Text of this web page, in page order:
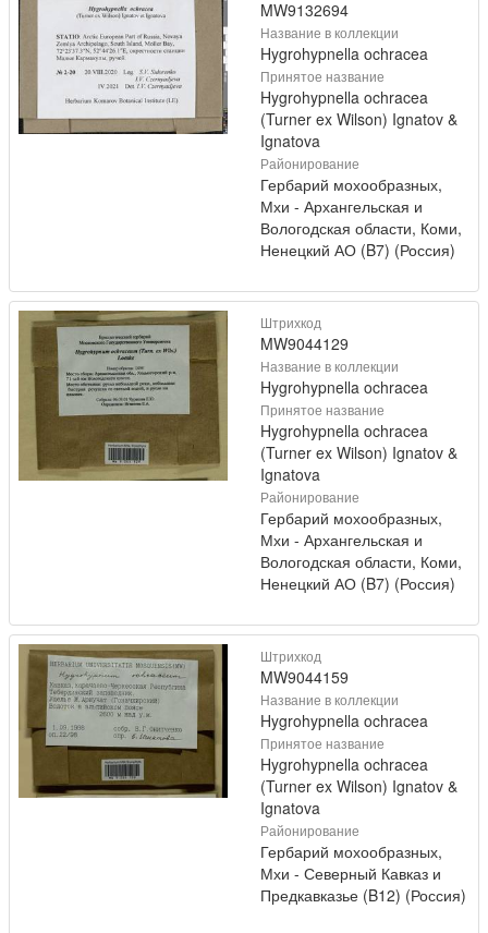
MW9132694
Название в коллекции
Hygrohypnella ochracea
Принятое название
Hygrohypnella ochracea
(Turner ex Wilson) Ignatov &
Ignatova
Районирование
Гербарий мохообразных,
Мхи - Архангельская и
Вологодская области, Коми,
Ненецкий АО (B7) (Россия)
Штрихкод
MW9044129
Название в коллекции
Hygrohypnella ochracea
Принятое название
Hygrohypnella ochracea
(Turner ex Wilson) Ignatov &
Ignatova
Районирование
Гербарий мохообразных,
Мхи - Архангельская и
Вологодская области, Коми,
Ненецкий АО (B7) (Россия)
Штрихкод
MW9044159
Название в коллекции
Hygrohypnella ochracea
Принятое название
Hygrohypnella ochracea
(Turner ex Wilson) Ignatov &
Ignatova
Районирование
Гербарий мохообразных,
Мхи - Северный Кавказ и
Предкавказье (B12) (Россия)